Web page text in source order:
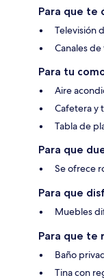
Para que te
Televisión
Canales
Para tu
Aire
Cafetera y
Tabla de
Para que
Se ofrece
Para que
Muebles
Para que te
Baño
Tina con